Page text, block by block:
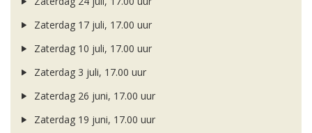
Zaterdag 17 juli, 17.00 uur
Zaterdag 10 juli, 17.00 uur
Zaterdag 3 juli, 17.00 uur
Zaterdag 26 juni, 17.00 uur
Zaterdag 19 juni, 17.00 uur